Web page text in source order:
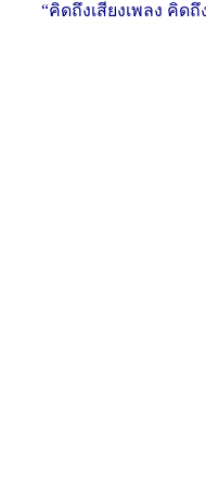
“คิดถึงเสียงเพลง คิด